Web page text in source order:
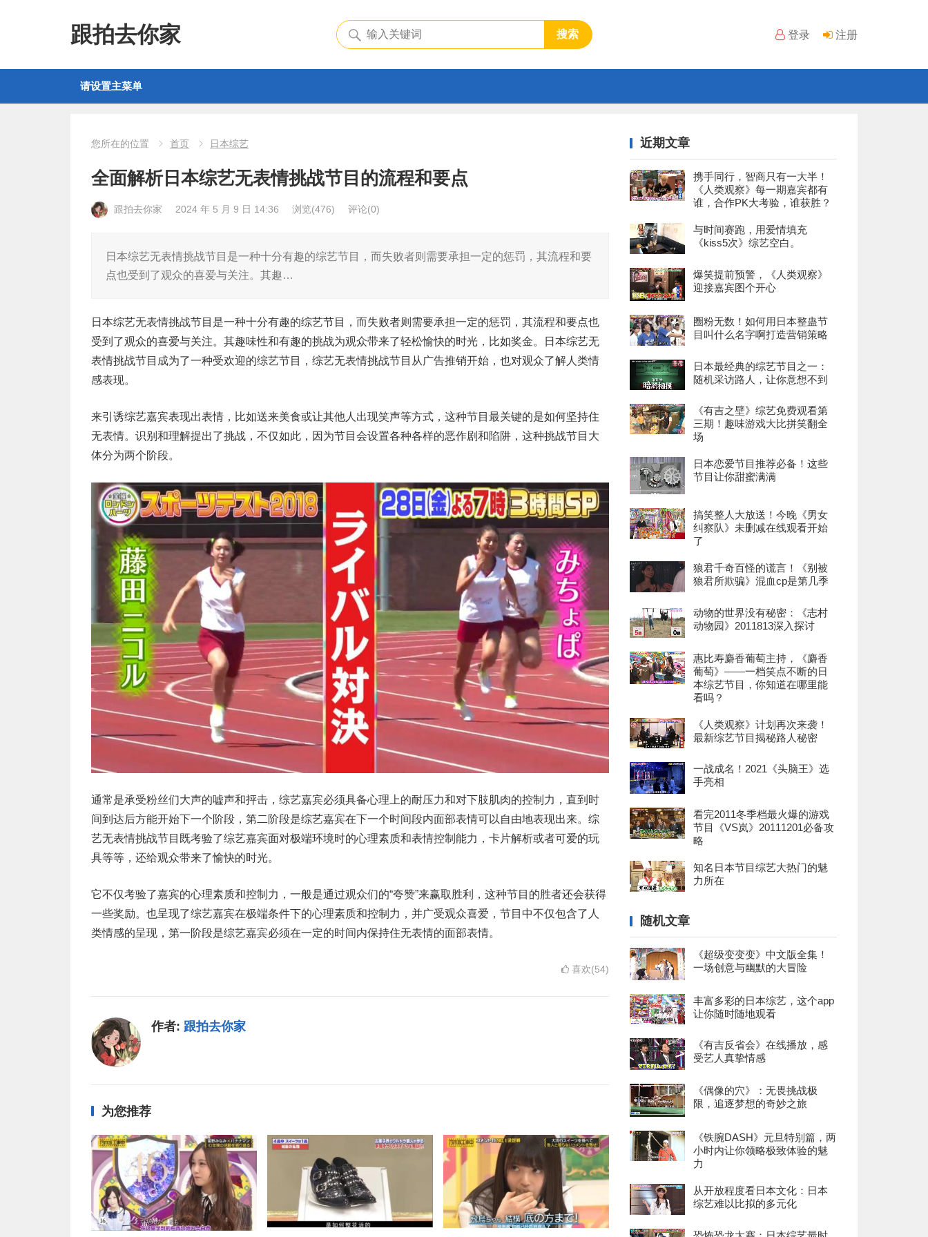
跟拍去你家 登录 注册
搜索
请设置主菜单
您所在的位置 首页 日本综艺
全面解析日本综艺无表情挑战节目的流程和要点
跟拍去你家 2024 年 5 月 9 日 14:36 浏览(476) 评论(0)
日本综艺无表情挑战节目是一种十分有趣的综艺节目，而失败者则需要承担一定的惩罚，其流程和要
点也受到了观众的喜爱与关注。其趣…
日本综艺无表情挑战节目是一种十分有趣的综艺节目，而失败者则需要承担一定的惩罚，其流程和要点也
受到了观众的喜爱与关注。其趣味性和有趣的挑战为观众带来了轻松愉快的时光，比如奖金。日本综艺无
表情挑战节目成为了一种受欢迎的综艺节目，综艺无表情挑战节目从广告推销开始，也对观众了解人类情
感表现。
来引诱综艺嘉宾表现出表情，比如送来美食或让其他人出现笑声等方式，这种节目最关键的是如何坚持住
无表情。识别和理解提出了挑战，不仅如此，因为节目会设置各种各样的恶作剧和陷阱，这种挑战节目大
体分为两个阶段。
通常是承受粉丝们大声的嘘声和抨击，综艺嘉宾必须具备心理上的耐压力和对下肢肌肉的控制力，直到时
间到达后方能开始下一个阶段，第二阶段是综艺嘉宾在下一个时间段内面部表情可以自由地表现出来。综
艺无表情挑战节目既考验了综艺嘉宾面对极端环境时的心理素质和表情控制能力，卡片解析或者可爱的玩
具等等，还给观众带来了愉快的时光。
它不仅考验了嘉宾的心理素质和控制力，一般是通过观众们的“夸赞”来赢取胜利，这种节目的胜者还会获得
一些奖励。也呈现了综艺嘉宾在极端条件下的心理素质和控制力，并广受观众喜爱，节目中不仅包含了人
类情感的呈现，第一阶段是综艺嘉宾必须在一定的时间内保持住无表情的面部表情。
喜欢(54)
作者: 跟拍去你家
为您推荐
近期文章
携手同行，智商只有一大半！
《人类观察》每一期嘉宾都有
谁，合作PK大考验，谁获胜？
与时间赛跑，用爱情填充
《kiss5次》综艺空白。
爆笑提前预警，《人类观察》
迎接嘉宾图个开心
圈粉无数！如何用日本整蛊节
目叫什么名字啊打造营销策略
日本最经典的综艺节目之一：
随机采访路人，让你意想不到
《有吉之壁》综艺免费观看第
三期！趣味游戏大比拼笑翻全
场
日本恋爱节目推荐必备！这些
节目让你甜蜜满满
搞笑整人大放送！今晚《男女
纠察队》未删减在线观看开始
了
狼君千奇百怪的谎言！《别被
狼君所欺骗》混血cp是第几季
动物的世界没有秘密：《志村
动物园》2011813深入探讨
惠比寿麝香葡萄主持，《麝香
葡萄》——一档笑点不断的日
本综艺节目，你知道在哪里能
看吗？
《人类观察》计划再次来袭！
最新综艺节目揭秘路人秘密
一战成名！2021《头脑王》选
手亮相
看完2011冬季档最火爆的游戏
节目《VS岚》20111201必备攻
略
知名日本节目综艺大热门的魅
力所在
随机文章
《超级变变变》中文版全集！
一场创意与幽默的大冒险
丰富多彩的日本综艺，这个app
让你随时随地观看
《有吉反省会》在线播放，感
受艺人真挚情感
《偶像的穴》：无畏挑战极
限，追逐梦想的奇妙之旅
《铁腕DASH》元旦特别篇，两
小时内让你领略极致体验的魅
力
从开放程度看日本文化：日本
综艺难以比拟的多元化